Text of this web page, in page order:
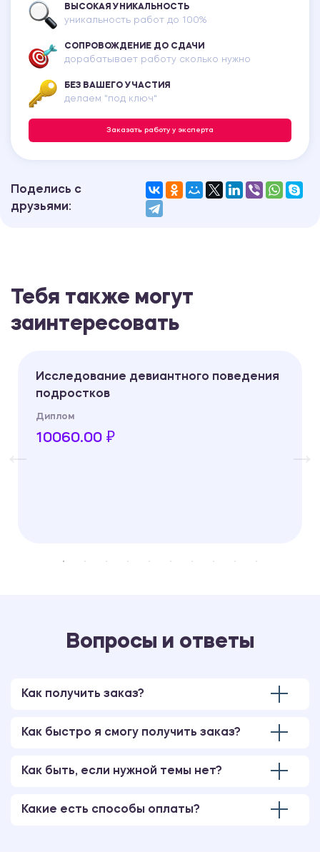
ВЫСОКАЯ УНИКАЛЬНОСТЬ
уникальность работ до 100%
СОПРОВОЖДЕНИЕ ДО СДАЧИ
дорабатывает работу сколько нужно
БЕЗ ВАШЕГО УЧАСТИЯ
делаем "под ключ"
Заказать работу у эксперта
Поделись с
друзьями:
Тебя также могут
заинтересовать
Исследование девиантного поведения
подростков
Диплом
10060.00 ₽
Вопросы и ответы
Как получить заказ?
Как быстро я смогу получить заказ?
Как быть, если нужной темы нет?
Какие есть способы оплаты?